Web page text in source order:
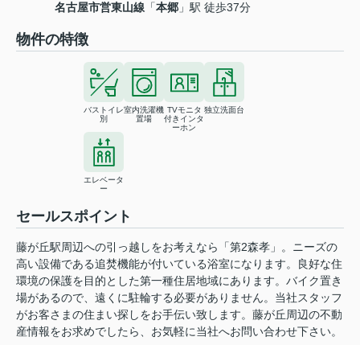
名古屋市営東山線 「本郷 」駅 徒歩37分
物件の特徴
バストイレ
別
室内洗濯機
置場
TVモニタ
付きインタ
ーホン
独立洗面台
エレベータ
ー
セールスポイント
藤が丘駅周辺への引っ越しをお考えなら「第2森孝」。ニーズの
高い設備である追焚機能が付いている浴室になります。良好な住
環境の保護を目的とした第一種住居地域にあります。バイク置き
場があるので、遠くに駐輪する必要がありません。当社スタッフ
がお客さまの住まい探しをお手伝い致します。藤が丘周辺の不動
産情報をお求めでしたら、お気軽に当社へお問い合わせ下さい。